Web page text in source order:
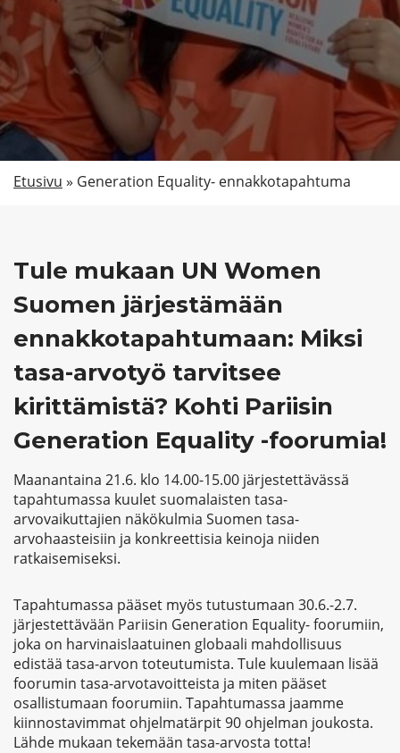
Etsi
Etusivu » Generation Equality- ennakkotapahtuma
Tule mukaan UN Women
Suomen järjestämään
ennakkotapahtumaan: Miksi
tasa-arvotyö tarvitsee
kirittämistä? Kohti Pariisin
Generation Equality -foorumia!
Maanantaina 21.6. klo 14.00-15.00 järjestettävässä
tapahtumassa kuulet suomalaisten tasa-
arvovaikuttajien näkökulmia Suomen tasa-
arvohaasteisiin ja konkreettisia keinoja niiden
ratkaisemiseksi.
Tapahtumassa pääset myös tutustumaan 30.6.-2.7.
järjestettävään Pariisin Generation Equality- foorumiin,
joka on harvinaislaatuinen globaali mahdollisuus
edistää tasa-arvon toteutumista. Tule kuulemaan lisää
foorumin tasa-arvotavoitteista ja miten pääset
osallistumaan foorumiin. Tapahtumassa jaamme
kiinnostavimmat ohjelmatärpit 90 ohjelman joukosta.
Lähde mukaan tekemään tasa-arvosta totta!